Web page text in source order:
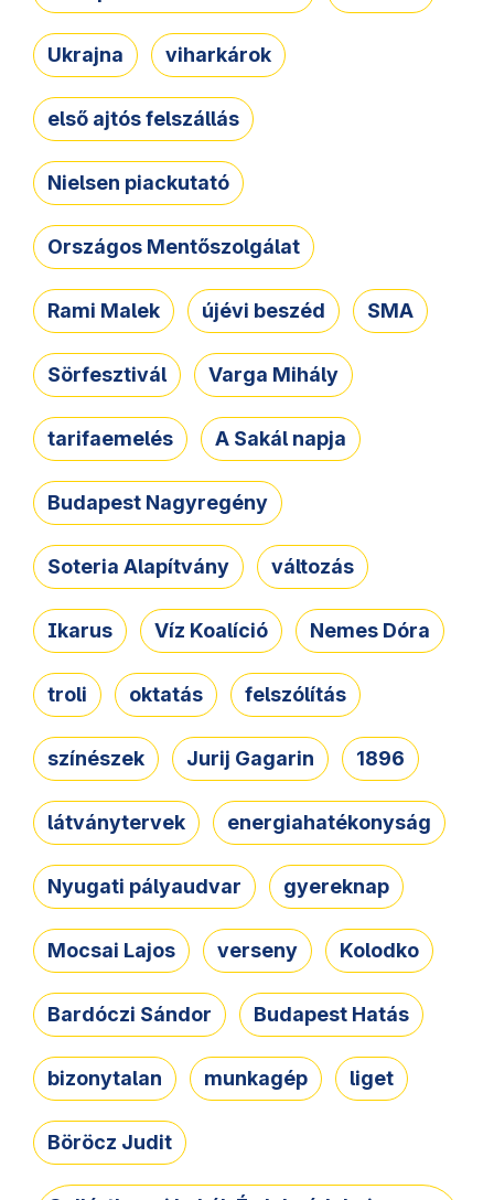
Ukrajna viharkárok
első ajtós felszállás
Nielsen piackutató
Országos Mentőszolgálat
Rami Malek újévi beszéd SMA
Sörfesztivál Varga Mihály
tarifaemelés A Sakál napja
Budapest Nagyregény
Soteria Alapítvány változás
Ikarus Víz Koalíció Nemes Dóra
troli oktatás felszólítás
színészek Jurij Gagarin 1896
látványtervek energiahatékonyság
Nyugati pályaudvar gyereknap
Mocsai Lajos verseny Kolodko
Bardóczi Sándor Budapest Hatás
bizonytalan munkagép liget
Böröcz Judit